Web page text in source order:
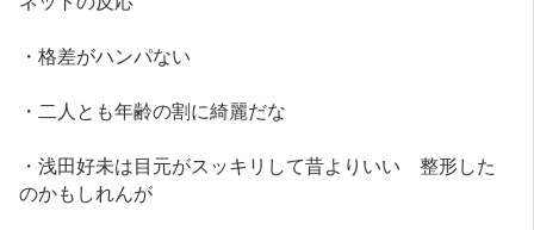
・格差がハンパない
・二人とも年齢の割に綺麗だな
・浅田好未は目元がスッキリして昔よりいい 整形した
のかもしれんが